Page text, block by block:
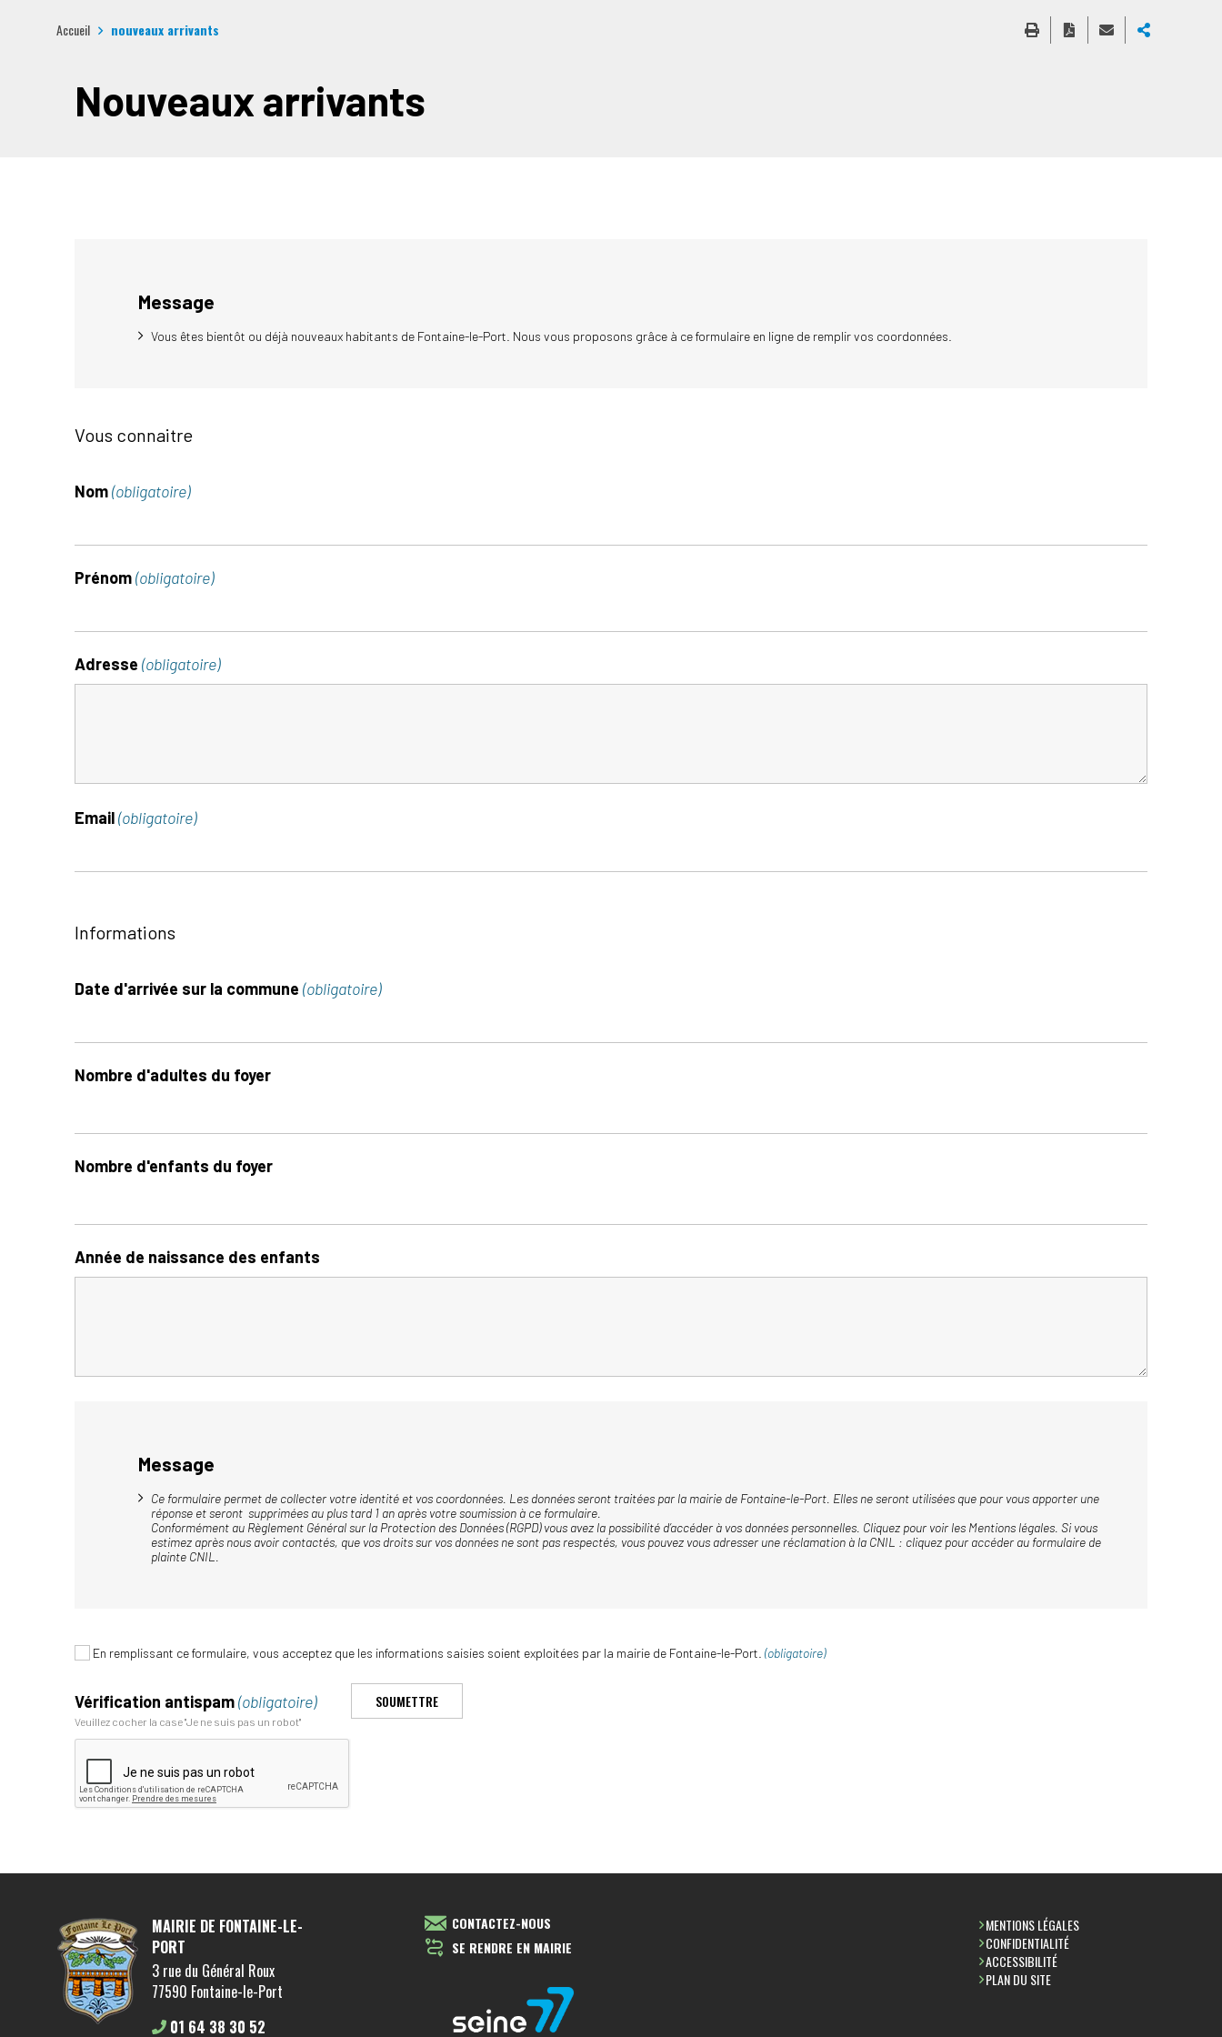
Accueil nouveaux arrivants
Nouveaux arrivants
Message
Vous êtes bientôt ou déjà nouveaux habitants de Fontaine-le-Port. Nous vous proposons grâce à ce formulaire en ligne de remplir vos coordonnées.
Vous connaitre
Nom(obligatoire)
Prénom(obligatoire)
Adresse (obligatoire)
Email(obligatoire)
Informations
Date d'arrivée sur la commune (obligatoire)
Nombre d'adultes du foyer
Nombre d'enfants du foyer
Année de naissance des enfants
Message
Ce formulaire permet de collecter votre identité et vos coordonnées. Les données seront traitées par la mairie de Fontaine-le-Port. Elles ne seront utilisées que pour vous apporter une
réponse et seront supprimées au plus tard 1 an après votre soumission à ce formulaire.
Conformément au Règlement Général sur la Protection des Données (RGPD) vous avez la possibilité d’accéder à vos données personnelles. Cliquez pour voir les Mentions légales. Si vous
estimez après nous avoir contactés, que vos droits sur vos données ne sont pas respectés, vous pouvez vous adresser une réclamation à la CNIL : cliquez pour accéder au formulaire de
plainte CNIL.
En remplissant ce formulaire, vous acceptez que les informations saisies soient exploitées par la mairie de Fontaine-le-Port. (obligatoire)
Vérification antispam(obligatoire)
Veuillez cocher la case "Je ne suis pas un robot"
SOUMETTRE
MAIRIE DE FONTAINE-LE-
PORT
3 rue du Général Roux
77590 Fontaine-le-Port
01 64 38 30 52
CONTACTEZ-NOUS
SE RENDRE EN MAIRIE
MENTIONS LÉGALES
CONFIDENTIALITÉ
ACCESSIBILITÉ
PLAN DU SITE